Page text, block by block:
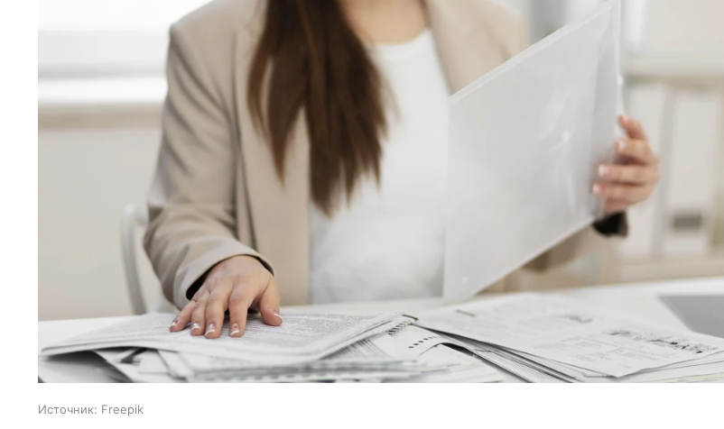
Источник: Freepik